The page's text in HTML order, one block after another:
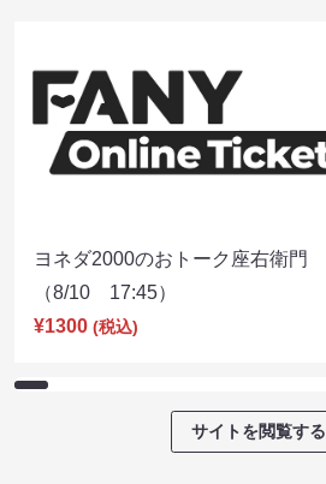
ヨネダ2000のおトーク座右衛門
（8/10 17:45）
¥1300 (税込)
サイトを閲覧する